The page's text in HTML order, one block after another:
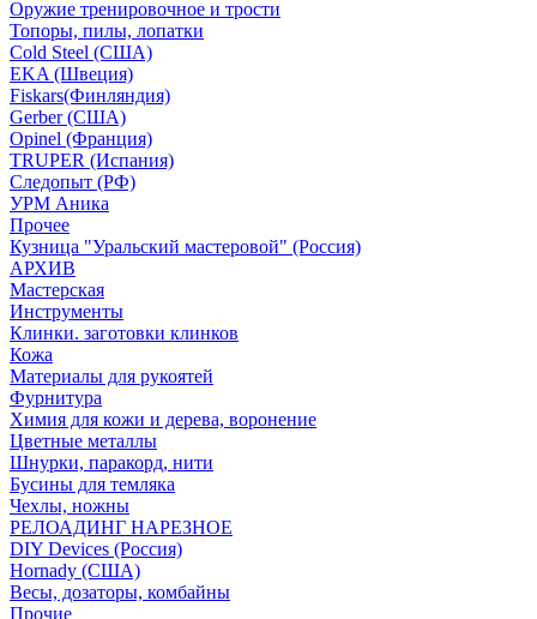
Оружие тренировочное и трости
Топоры, пилы, лопатки
Cold Steel (США)
EKA (Швеция)
Fiskars(Финляндия)
Gerber (США)
Opinel (Франция)
TRUPER (Испания)
Следопыт (РФ)
УРМ Аника
Прочее
Кузница "Уральский мастеровой" (Россия)
АРХИВ
Мастерская
Инструменты
Клинки. заготовки клинков
Кожа
Материалы для рукоятей
Фурнитура
Химия для кожи и дерева, воронение
Цветные металлы
Шнурки, паракорд, нити
Бусины для темляка
Чехлы, ножны
РЕЛОАДИНГ НАРЕЗНОЕ
DIY Devices (Россия)
Hornady (США)
Весы, дозаторы, комбайны
Прочие